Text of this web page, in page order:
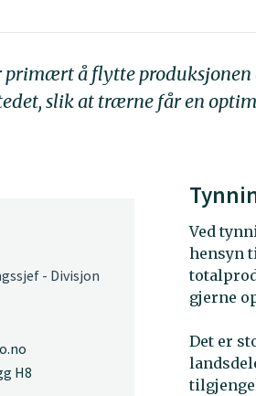
å flytte
slik at trærne får en
Ved
hensyn
gjerne
Det er
- Divisjon
H8